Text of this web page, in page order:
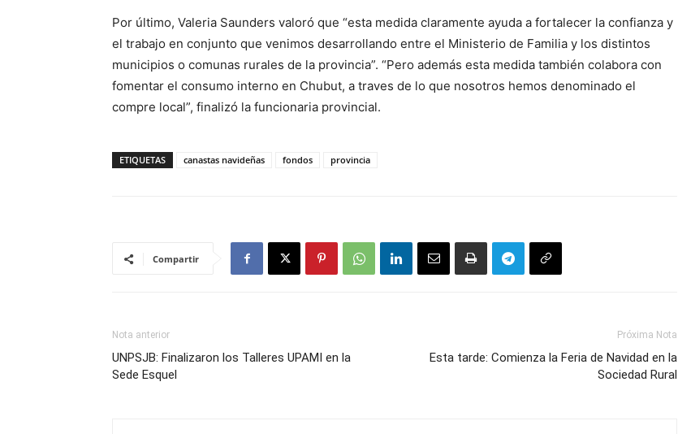
Por último, Valeria Saunders valoró que “esta medida claramente ayuda a fortalecer la confianza y
el trabajo en conjunto que venimos desarrollando entre el Ministerio de Familia y los distintos
municipios o comunas rurales de la provincia”. “Pero además esta medida también colabora con
fomentar el consumo interno en Chubut, a traves de lo que nosotros hemos denominado el
compre local”, finalizó la funcionaria provincial.
ETIQUETAS canastas navideñas fondos provincia
Compartir
Nota anterior
UNPSJB: Finalizaron los Talleres UPAMI en la
Sede Esquel
Próxima Nota
Esta tarde: Comienza la Feria de Navidad en la
Sociedad Rural